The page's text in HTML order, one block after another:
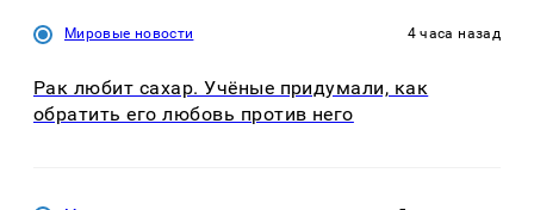
Мировые новости 4 часа назад
Рак любит сахар. Учёные придумали, как
обратить его любовь против него